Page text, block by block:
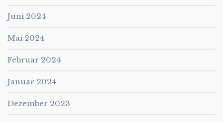
Juni 2024
Mai 2024
Februar 2024
Januar 2024
Dezember 2023